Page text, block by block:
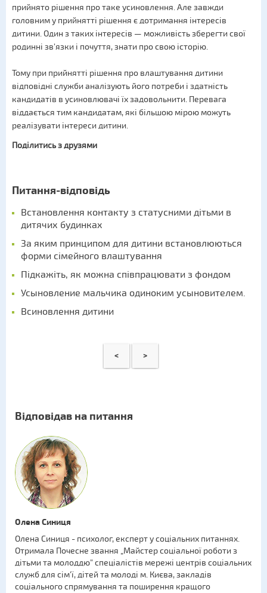
прийнято рішення про таке усиновлення. Але завжди
головним у прийнятті рішення є дотримання інтересів
дитини. Один з таких інтересів — можливість зберегти свої
родинні зв’язки і почуття, знати про свою історію.
Тому при прийнятті рішення про влаштування дитини
відповідні служби аналізують його потреби і здатність
кандидатів в усиновлювачі їх задовольнити. Перевага
віддається тим кандидатам, які більшою мірою можуть
реалізувати інтереси дитини.
Поділитись з друзями
Питання-відповідь
Встановлення контакту з статусними дітьми в
дитячих будинках
За яким принципом для дитини встановлюються
форми сімейного влаштування
Підкажіть, як можна співпрацювати з фондом
Усыновление мальчика одиноким усыновителем.
Всиновлення дитини
< >
Відповідав на питання
Олена Синиця
Олена Синиця - психолог, експерт у соціальних питаннях.
Отримала Почесне звання „Майстер соціальної роботи з
дітьми та молоддю” спеціалістів мережі центрів соціальних
служб для сім’ї, дітей та молоді м. Києва, закладів
соціального спрямування та поширення кращого